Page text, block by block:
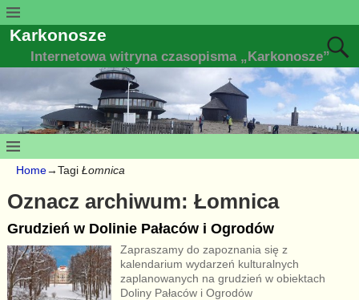
Karkonosze
Internetowa witryna czasopisma „Karkonosze”
Home→Tagi Łomnica
Oznacz archiwum: Łomnica
Grudzień w Dolinie Pałaców i Ogrodów
Zapraszamy do zapoznania się z
kalendarium wydarzeń kulturalnych
zaplanowanych na grudzień w obiektach
Doliny Pałaców i Ogrodów